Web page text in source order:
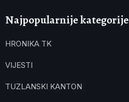
Najpopularnije kategorije
HRONIKA TK
VIJESTI
TUZLANSKI KANTON